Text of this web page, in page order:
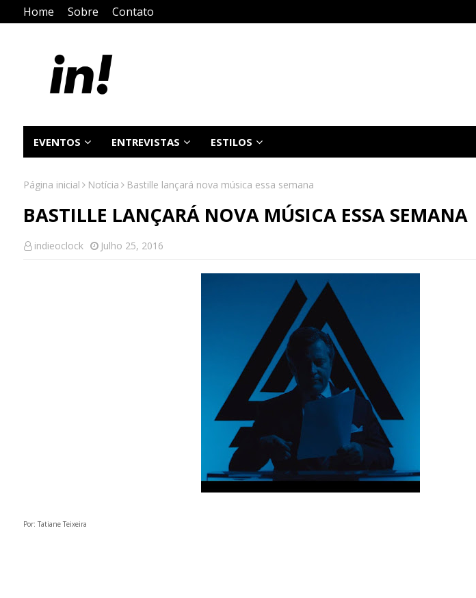
Home Sobre Contato
EVENTOS ENTREVISTAS ESTILOS
Página inicial Notícia Bastille lançará nova música essa semana
BASTILLE LANÇARÁ NOVA MÚSICA ESSA SEMANA
indieoclock Julho 25, 2016
Por: Tatiane Teixeira